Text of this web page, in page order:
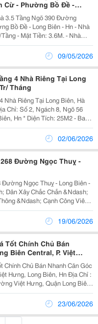
Cừ - Phường Bồ Đề -
3.5 Tầng Ngõ 390 Đường
Bồ Đề - Long Biên - Hn - Nhà
- Mặt Tiền: 3.6M. - Nhà
Chắn 3.5 Tầng Hiện Đang Cho
- Khu Dân Cư Cao Cấp, Mật...
09/05/2026
4 Nhà Riêng Tại Long
Tháng
Nhà Riêng Tại Long Biên, Hà
Chỉ: Số 2, Ngách 8, Ngõ 56
Hn * Diện Tích: 25M2 - Ban
Chủ, Chìa Khóa Riêng -
Sinh Riêng 3M3... 02/06/2026
Đường Ngọc Thuỵ -
Đường Ngọc Thuỵ - Long Biên -
Dân Xây Chắc Chắn &Ndash;
&Ndash; Cạnh Công Viên
Viên, Không Gian Sống19/06/2026
Tốt Chính Chủ Bán
Biên Central, P. Việt
Chính Chủ Bán Nhanh Căn Góc
Hưng, Long Biên, Hn Địa Chỉ :
Việt Hưng, Quận Long Biên,
Hà Nội Mới) Diện Tích:
Thuận - Kết Cấu...
23/06/2026